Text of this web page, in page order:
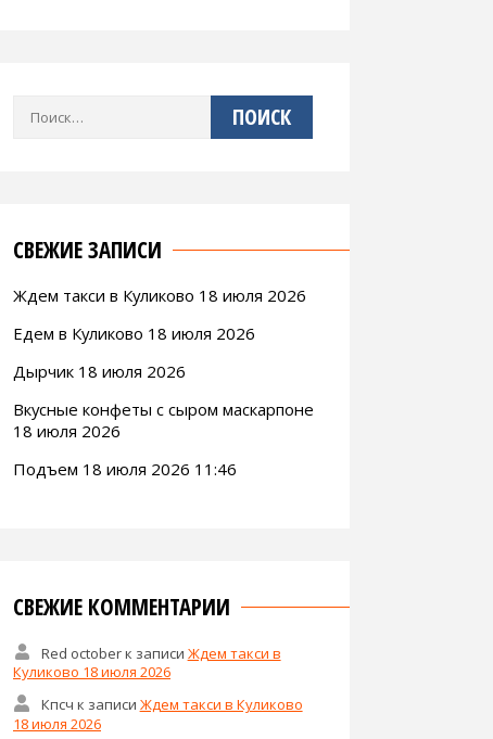
СВЕЖИЕ ЗАПИСИ
Ждем такси в Куликово 18 июля 2026
Едем в Куликово 18 июля 2026
Дырчик 18 июля 2026
Вкусные конфеты с сыром маскарпоне
18 июля 2026
Подъем 18 июля 2026 11:46
СВЕЖИЕ КОММЕНТАРИИ
Red octoberк записи Ждем такси в
Куликово 18 июля 2026
Кпсч к записи Ждем такси в Куликово
18 июля 2026